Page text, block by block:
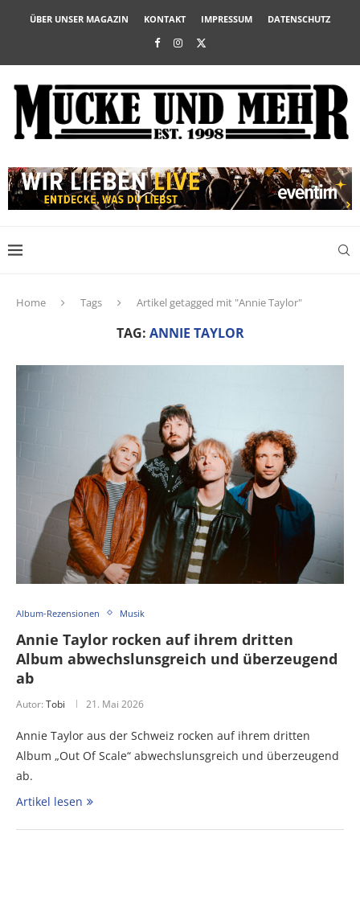
ÜBER UNSER MAGAZIN KONTAKT IMPRESSUM DATENSCHUTZ
Home Tags Artikel getagged mit "Annie Taylor"
TAG: ANNIE TAYLOR
Album-Rezensionen Musik
Annie Taylor rocken auf ihrem dritten
Album abwechslunsgreich und überzeugend
ab
Autor: Tobi 21. Mai 2026
Annie Taylor aus der Schweiz rocken auf ihrem dritten
Album „Out Of Scale“ abwechslunsgreich und überzeugend
ab.
Artikel lesen